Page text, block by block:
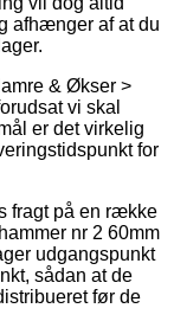
afhænger af at du
& Økser >
vi skal
er det virkelig
for
fragt på en række
nr 2 60mm
udgangspunkt
sådan at de
før de